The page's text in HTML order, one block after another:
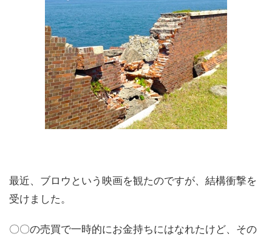
最近、ブロウという映画を観たのですが、結構衝撃を
受けました。
〇〇の売買で一時的にお金持ちにはなれたけど、その